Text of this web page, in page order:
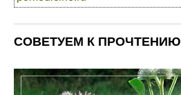
СОВЕТУЕМ К ПРОЧТЕНИЮ